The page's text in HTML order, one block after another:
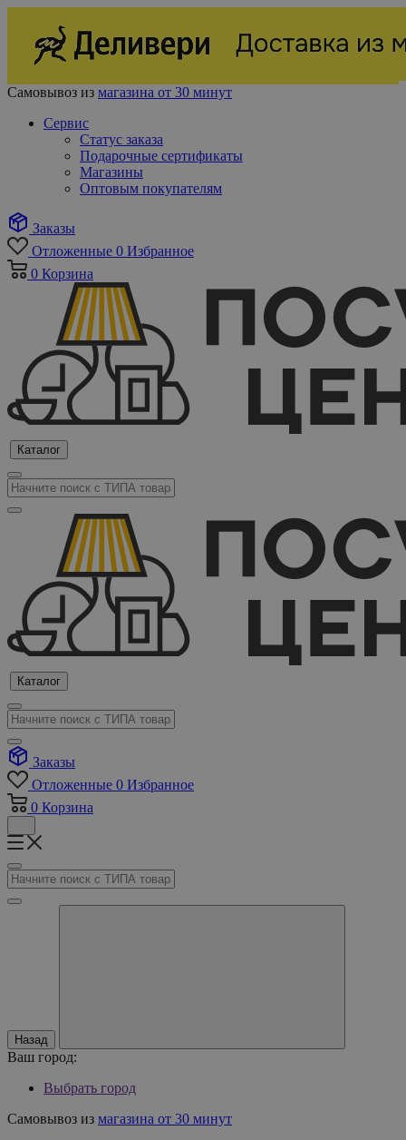
Самовывоз из магазина от 30 минут
Сервис
Статус заказа
Подарочные сертификаты
Магазины
Оптовым покупателям
Заказы
Отложенные 0 Избранное
0 Корзина
Каталог
Каталог
Заказы
Отложенные 0 Избранное
0 Корзина
Назад
Ваш город:
Выбрать город
Самовывоз из магазина от 30 минут